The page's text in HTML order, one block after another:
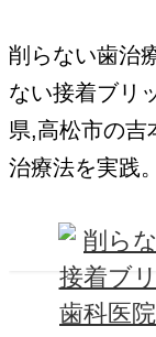
テ
ツ
移
動
ゲ
シ
ン
に
移
削らない歯治
ない接着ブリ
県,高松市の吉
治療法を実践